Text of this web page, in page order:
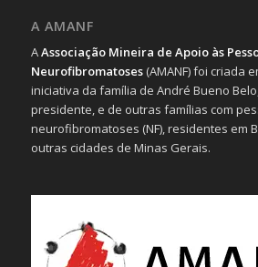
A AMANF
AAssociação Mineira de Apoio às
Neurofibromatoses(AMANF) foi criada
iniciativa da família de André Bueno
presidente, e de outras famílias com
neurofibromatoses (NF), residentes em
outras cidades de Minas Gerais.